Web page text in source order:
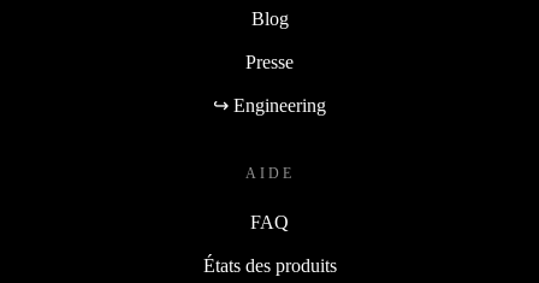
Blog
Presse
↪ Engineering
AIDE
FAQ
États des produits